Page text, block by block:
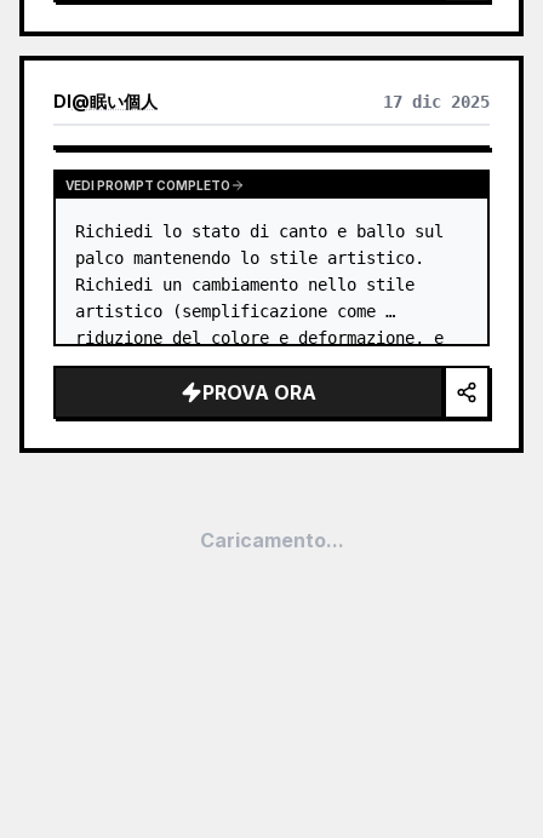
DI@眠い個人 17 dic 2025
VEDI PROMPT COMPLETO
Richiedi lo stato di canto e ballo sul
palco mantenendo lo stile artistico.
Richiedi un cambiamento nello stile
artistico (semplificazione come
riduzione del colore e deformazione, e
una richiesta di spostare la palette di
colori verso tonalità pastello vivaci…
PROVA ORA
Caricamento...